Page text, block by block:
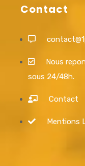
Contact
Nous
sous 24/48h.
Contact
Mentions